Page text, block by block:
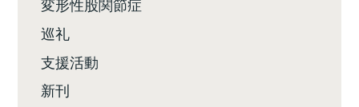
巡礼
支援活動
新刊